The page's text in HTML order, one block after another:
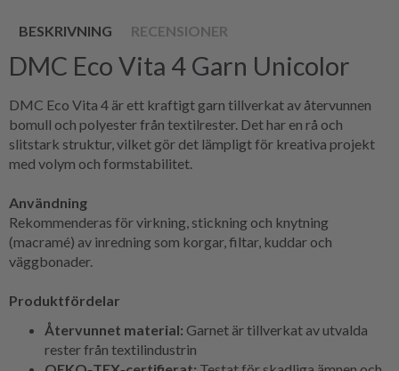
BESKRIVNING RECENSIONER
DMC Eco Vita 4 Garn Unicolor
DMC Eco Vita 4 är ett kraftigt garn tillverkat av återvunnen
bomull och polyester från textilrester. Det har en rå och
slitstark struktur, vilket gör det lämpligt för kreativa projekt
med volym och formstabilitet.
Användning
Rekommenderas för virkning, stickning och knytning
(macramé) av inredning som korgar, filtar, kuddar och
väggbonader.
Produktfördelar
Återvunnet material: Garnet är tillverkat av utvalda
rester från textilindustrin